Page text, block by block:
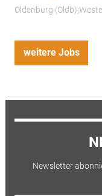
Oldenburg
weitere Jobs
Newsletter